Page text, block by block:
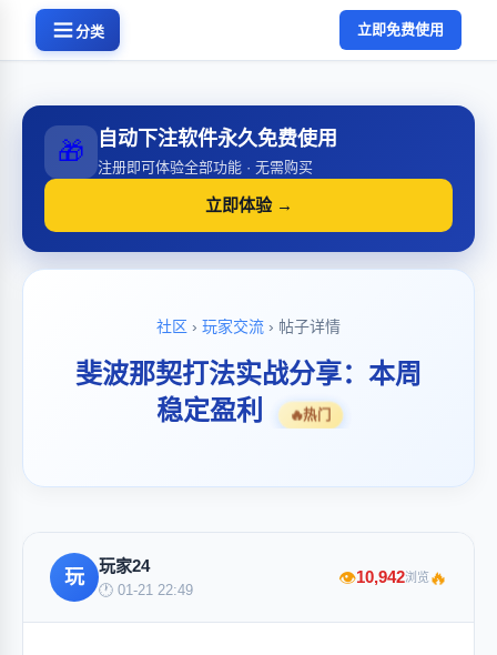
分类 立即免费使用
🎁 自动下注软件永久免费使用
注册即可体验全部功能 · 无需购买
立即体验 →
社区 › 玩家交流 › 帖子详情
斐波那契打法实战分享：本周
稳定盈利
🔥热门
玩
玩家24
🕐 01-21 22:49
👁10,942浏览🔥